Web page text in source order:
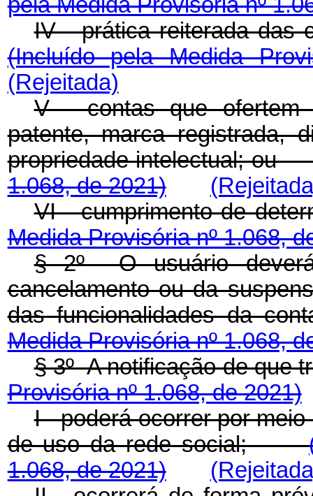
IV - prática reiterada
(Incluído pela Medida
(Rejeitada)
V - contas que ofertem
patente, marca registrada,
propriedade intelectual;
1.068, de 2021)
VI - cumprimento de
Medida Provisória nº 1.068,
§ 2º O usuário
cancelamento ou da
das funcionalidades da
Medida Provisória nº 1.068,
§ 3º A notificação de
Provisória nº 1.068, de 2021)
I - poderá ocorrer por
de uso da rede social;
1.068, de 2021)